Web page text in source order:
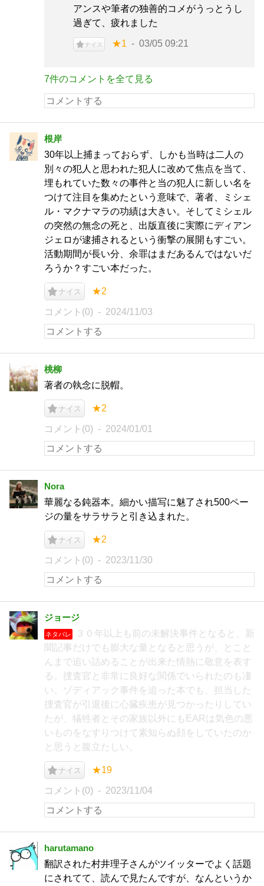
アンスや筆者の独善的コメがうっとうし
過ぎて、疲れました
ナイス ★1 03/05 09:21
7件のコメントを全て見る
根岸
30年以上捕まっておらず、しかも当時は二人の
別々の犯人と思われた犯人に改めて焦点を当て、
埋もれていた数々の事件と当の犯人に新しい名を
つけて注目を集めたという意味で、著者、ミシェ
ル・マクナマラの功績は大きい。そしてミシェル
の突然の無念の死と、出版直後に実際にディアン
ジェロが逮捕されるという衝撃の展開もすごい。
活動期間が長い分、余罪はまだあるんではないだ
ろうか？すごい本だった。
ナイス ★2
コメント(0) 2024/11/03
桃柳
著者の執念に脱帽。
ナイス ★2
コメント(0) 2024/01/01
Nora
華麗なる鈍器本。細かい描写に魅了され500ペー
ジの量をサラサラと引き込まれた。
ナイス ★2
コメント(0) 2023/11/30
ジョージ
ネタバレ
３０年以上も前の未解決事件となると、新
聞記事だけでも膨大な量となると思うが、とこと
んまで追い詰めることが出来た情熱に敬意を表す
る。捜査官と非常に良好な関係でいられたのも凄
い。ゾディアック事件を追った本でも、担当した
捜査官が引退後に心臓疾患が見つかったりしてい
たが、犠牲者とその家族以外にもEARは気色の悪
いものをなすりつけて素知らぬ顔をしていたのか
と思うと腹立たしい。
ナイス ★19
コメント(0) 2023/11/04
harutamano
翻訳された村井理子さんがツイッターでよく話題
にされてて、読んで見たんですが、なんというか